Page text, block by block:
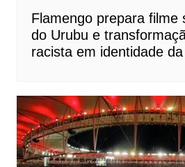
Flamengo prepara filme
do Urubu e
racista em identidade